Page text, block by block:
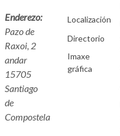
Enderezo:
Pazo de
Raxoi, 2
andar
15705
Santiago
de
Compostela
Localización
Directorio
Imaxe
gráfica